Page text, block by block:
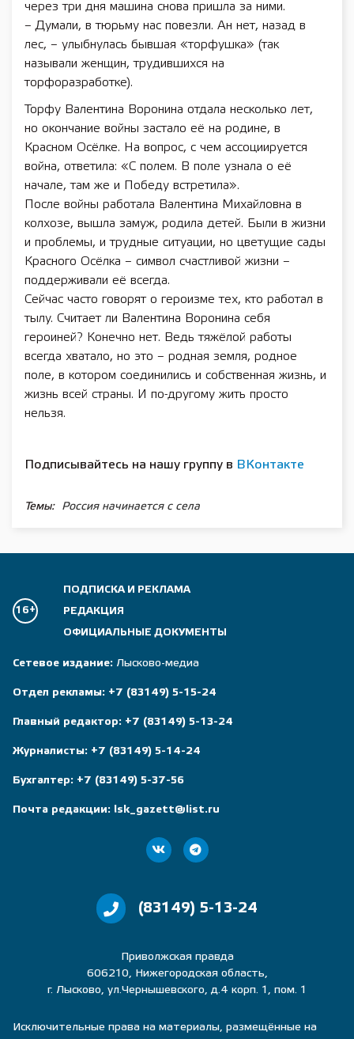
через три дня машина снова пришла за ними.
– Думали, в тюрьму нас повезли. Ан нет, назад в
лес, – улыбнулась бывшая «торфушка» (так
называли женщин, трудившихся на
торфоразработке).
Торфу Валентина Воронина отдала несколько лет,
но окончание войны застало её на родине, в
Красном Осёлке. На вопрос, с чем ассоциируется
война, ответила: «С полем. В поле узнала о её
начале, там же и Победу встретила».
После войны работала Валентина Михайловна в
колхозе, вышла замуж, родила детей. Были в жизни
и проблемы, и трудные ситуации, но цветущие сады
Красного Осёлка – символ счастливой жизни –
поддерживали её всегда.
Сейчас часто говорят о героизме тех, кто работал в
тылу. Считает ли Валентина Воронина себя
героиней? Конечно нет. Ведь тяжёлой работы
всегда хватало, но это – родная земля, родное
поле, в котором соединились и собственная жизнь, и
жизнь всей страны. И по-другому жить просто
нельзя.
Подписывайтесь на нашу группу в ВКонтакте
Темы: Россия начинается с села
16+
ПОДПИСКА И РЕКЛАМА
РЕДАКЦИЯ
ОФИЦИАЛЬНЫЕ ДОКУМЕНТЫ
Сетевое издание: Лысково-медиа
Отдел рекламы: +7 (83149) 5-15-24
Главный редактор: +7 (83149) 5-13-24
Журналисты: +7 (83149) 5-14-24
Бухгалтер: +7 (83149) 5-37-56
Почта редакции: lsk_gazett@list.ru
(83149) 5-13-24
Приволжская правда
606210, Нижегородская область,
г. Лысково, ул.Чернышевского, д.4 корп. 1, пом. 1
Исключительные права на материалы, размещённые на